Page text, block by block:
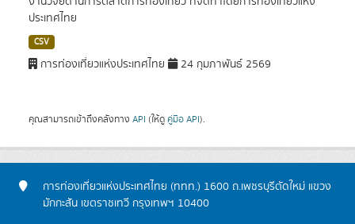
ประเทศไทย
CSV
การท่องเที่ยวแห่งประเทศไทย 24 กุมภาพันธ์ 2569
คุณสามารถเข้าถึงคลังทาง API (ให้ดู คู่มือ API).
การท่องเที่ยวแห่งประเทศไทย (ททท.) 1600 ถ.เพชรบุรีตัดใหม่ แขวง
มักกะสัน เขตราชเทวี กรุงเทพฯ 10400